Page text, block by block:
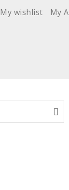
My wishlist My